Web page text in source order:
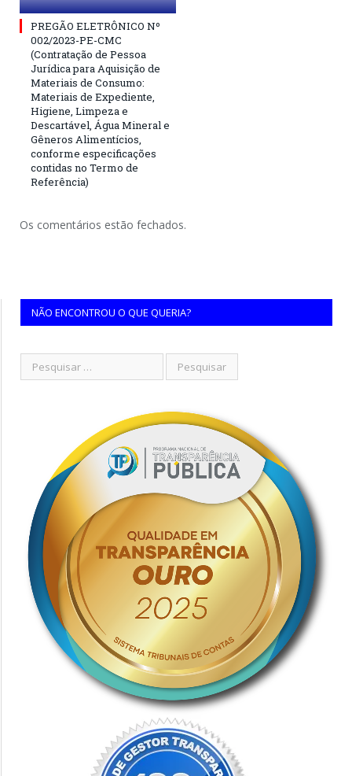
PREGÃO ELETRÔNICO Nº
002/2023-PE-CMC
(Contratação de Pessoa
Jurídica para Aquisição de
Materiais de Consumo:
Materiais de Expediente,
Higiene, Limpeza e
Descartável, Água Mineral e
Gêneros Alimentícios,
conforme especificações
contidas no Termo de
Referência)
Os comentários estão fechados.
NÃO ENCONTROU O QUE QUERIA?